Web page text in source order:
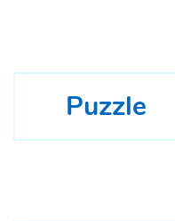
Puzzle